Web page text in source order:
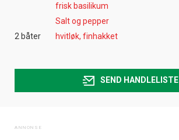
frisk basilikum
Salt og pepper
2 båter
hvitløk, finhakket
SEND HANDLELISTE